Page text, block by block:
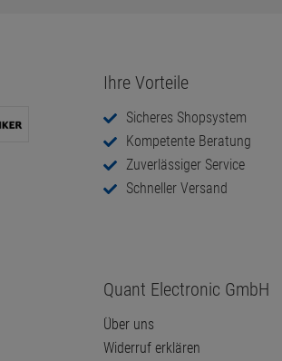
Ihre Vorteile
Sicheres Shopsystem
Kompetente Beratung
Zuverlässiger Service
Schneller Versand
Quant Electronic GmbH
Über uns
Widerruf erklären